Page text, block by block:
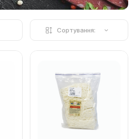
Сортування: